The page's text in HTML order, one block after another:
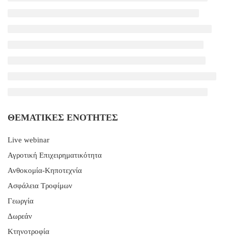
ΘΕΜΑΤΙΚΈΣ ΕΝΌΤΗΤΕΣ
Live webinar
Αγροτική Επιχειρηματικότητα
Ανθοκομία-Κηποτεχνία
Ασφάλεια Τροφίμων
Γεωργία
Δωρεάν
Κτηνοτροφία